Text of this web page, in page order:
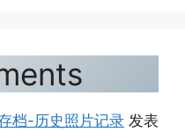
档-历史照片记录 发表